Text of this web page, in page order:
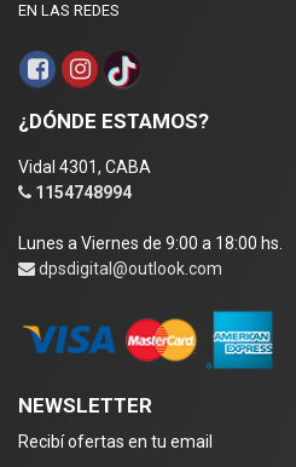
EN LAS REDES
¿DÓNDE ESTAMOS?
Vidal 4301, CABA
1154748994
Lunes a Viernes de 9:00 a 18:00 hs.
dpsdigital@outlook.com
NEWSLETTER
Recibí ofertas en tu email